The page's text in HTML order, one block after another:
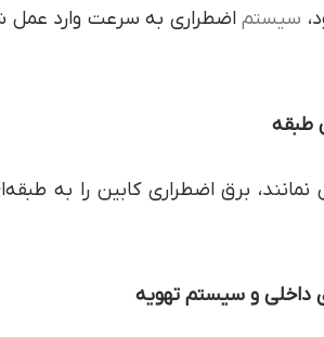
سیستماضطراری به سرعت وارد عمل
طبقه
نمانند، برق اضطراری کابین را به
داخلی و سیستم تهویه